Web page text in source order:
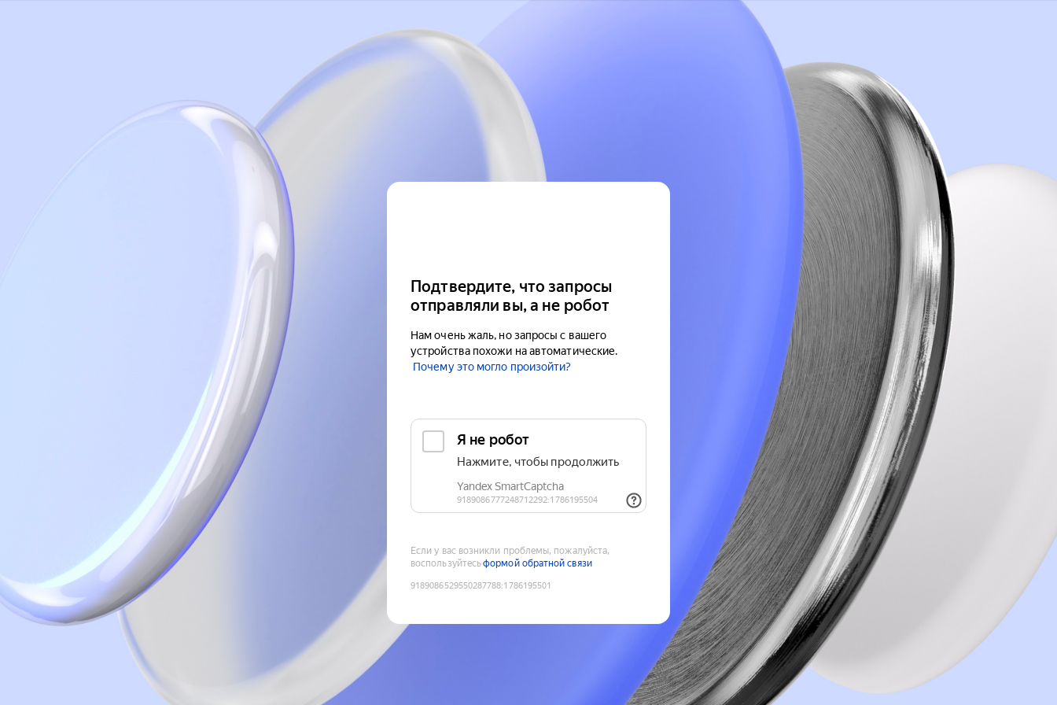
Подтвердите, что запросы
отправляли вы, а не робот
Нам очень жаль, но запросы с вашего
устройства похожи на автоматические.
Почему это могло произойти?
Если у вас возникли проблемы, пожалуйста,
воспользуйтесьформой обратной связи
9189086529550287788:1786195501